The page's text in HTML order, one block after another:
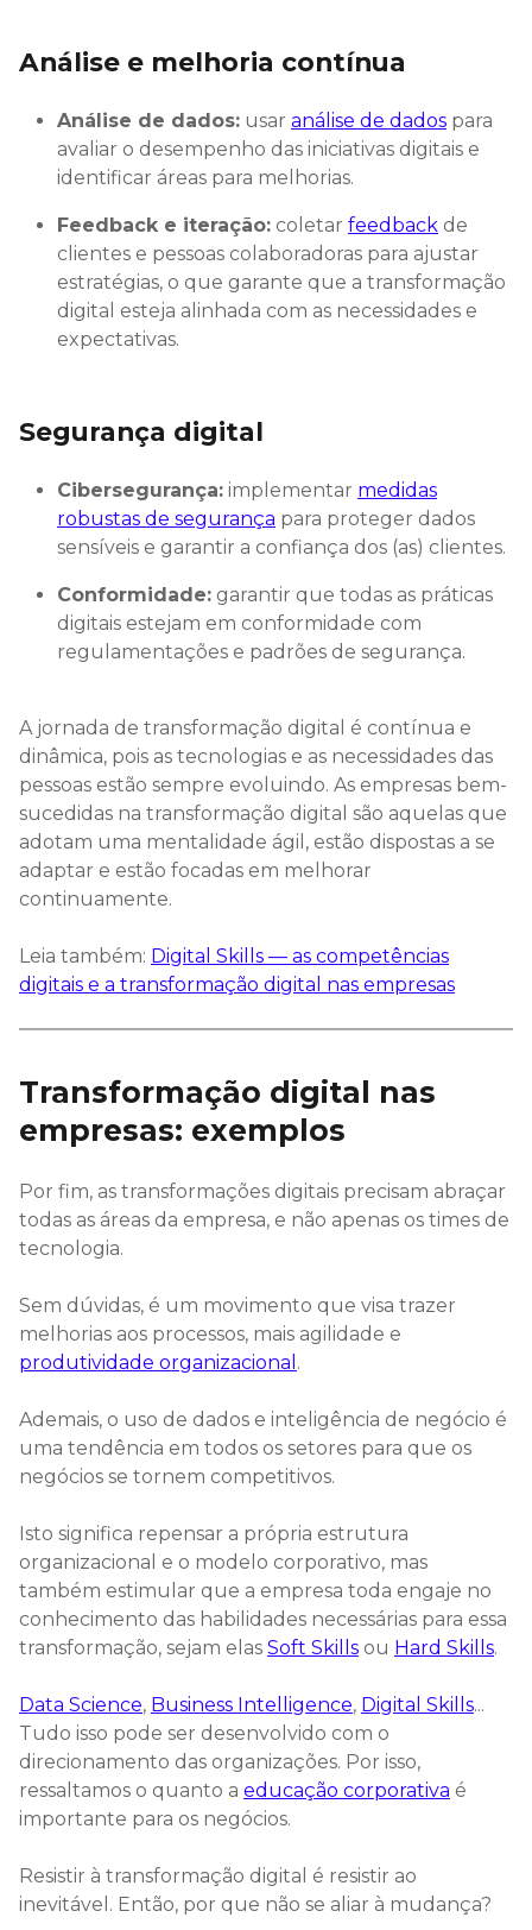
Análise e melhoria contínua
Análise de dados: usar análise de dados para
avaliar o desempenho das iniciativas digitais e
identificar áreas para melhorias.
Feedback e iteração: coletar feedback de
clientes e pessoas colaboradoras para ajustar
estratégias, o que garante que a transformação
digital esteja alinhada com as necessidades e
expectativas.
Segurança digital
Cibersegurança: implementar medidas
robustas de segurança para proteger dados
sensíveis e garantir a confiança dos (as) clientes.
Conformidade: garantir que todas as práticas
digitais estejam em conformidade com
regulamentações e padrões de segurança.
A jornada de transformação digital é contínua e
dinâmica, pois as tecnologias e as necessidades das
pessoas estão sempre evoluindo. As empresas bem-
sucedidas na transformação digital são aquelas que
adotam uma mentalidade ágil, estão dispostas a se
adaptar e estão focadas em melhorar
continuamente.
Leia também: Digital Skills — as competências
digitais e a transformação digital nas empresas
Transformação digital nas
empresas: exemplos
Por fim, as transformações digitais precisam abraçar
todas as áreas da empresa, e não apenas os times de
tecnologia.
Sem dúvidas, é um movimento que visa trazer
melhorias aos processos, mais agilidade e
produtividade organizacional .
Ademais, o uso de dados e inteligência de negócio é
uma tendência em todos os setores para que os
negócios se tornem competitivos.
Isto significa repensar a própria estrutura
organizacional e o modelo corporativo, mas
também estimular que a empresa toda engaje no
conhecimento das habilidades necessárias para essa
transformação, sejam elas Soft Skills ou Hard Skills.
Data Science, Business Intelligence, Digital Skills...
Tudo isso pode ser desenvolvido com o
direcionamento das organizações. Por isso,
ressaltamos o quanto a educação corporativa é
importante para os negócios.
Resistir à transformação digital é resistir ao
inevitável. Então, por que não se aliar à mudança?